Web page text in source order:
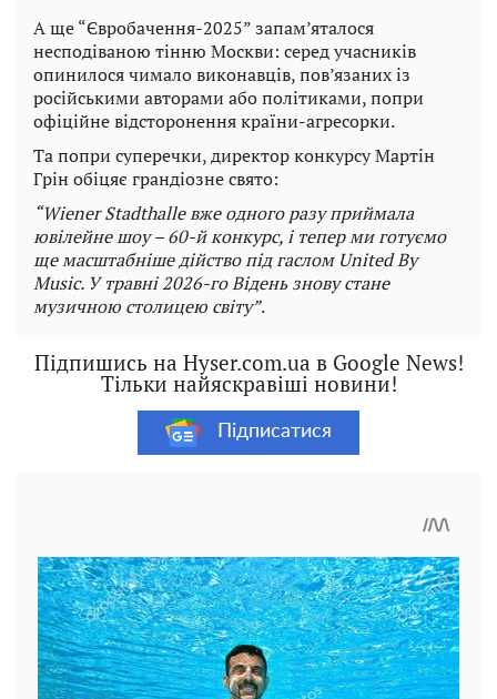
А ще “Євробачення-2025” запам’яталося
несподіваною тінню Москви: серед учасників
опинилося чимало виконавців, пов’язаних із
російськими авторами або політиками, попри
офіційне відсторонення країни-агресорки.
Та попри суперечки, директор конкурсу Мартін
Грін обіцяє грандіозне свято:
“Wiener Stadthalle вже одного разу приймала
ювілейне шоу – 60-й конкурс, і тепер ми готуємо
ще масштабніше дійство під гаслом United By
Music. У травні 2026-го Відень знову стане
музичною столицею світу”.
Підпишись на Hyser.com.ua в Google News!
Тільки найяскравіші новини!
Підписатися